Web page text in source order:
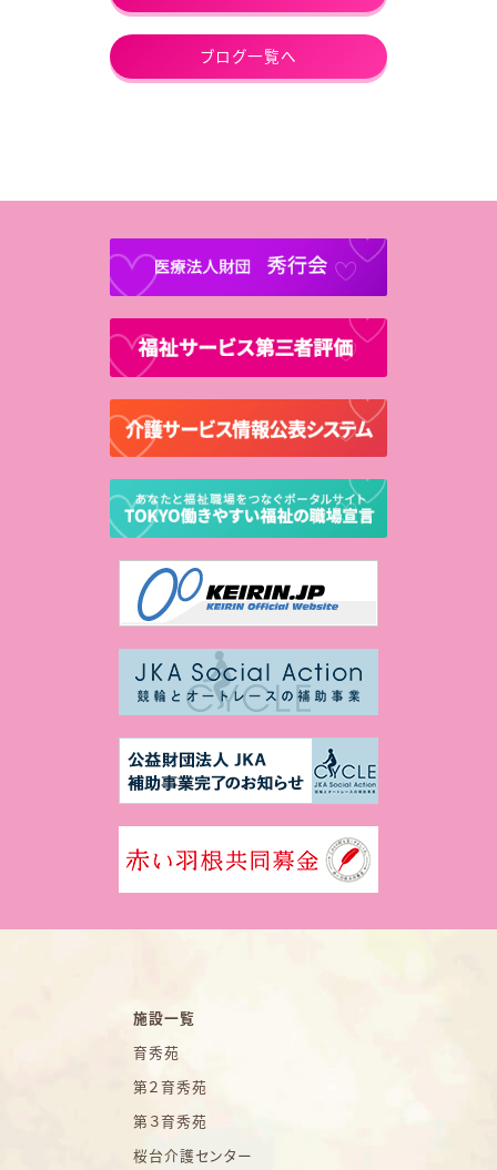
ブログ一覧へ
施設一覧
育秀苑
第２育秀苑
第３育秀苑
桜台介護センター